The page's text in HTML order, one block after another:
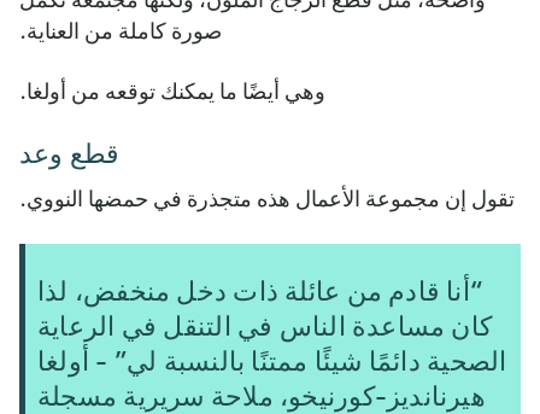
صورة كاملة من العناية.
وهي أيضًا ما يمكنك توقعه من أولغا.
قطع وعد
تقول إن مجموعة الأعمال هذه متجذرة في حمضها النووي.
“أنا قادم من عائلة ذات دخل منخفض، لذا
كان مساعدة الناس في التنقل في الرعاية
الصحية دائمًا شيئًا ممتنًا بالنسبة لي” - أولغا
هيرنانديز-كورنيخو، ملاحة سريرية مسجلة